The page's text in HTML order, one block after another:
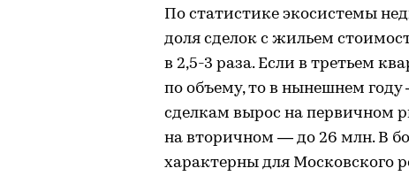
По статистике экосистемы
доля сделок с жильем
в 2,5-3 раза. Если в третьем
по объему, то в нынешнем
сделкам вырос на первичном
на вторичном — до 26 млн. В
характерны для Московского